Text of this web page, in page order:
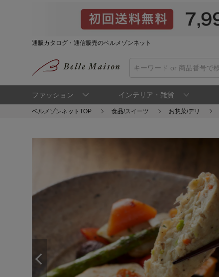
通販カタログ・通信販売のベルメゾンネット
ファッション インテリア・雑貨
ベルメゾンネットTOP 食品/スイーツ お惣菜/デリ